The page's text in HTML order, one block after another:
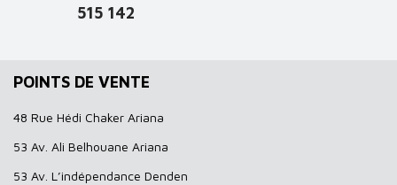
515 142
POINTS DE VENTE
48 Rue Hédi Chaker Ariana
53 Av. Ali Belhouane Ariana
53 Av. L’indépendance Denden